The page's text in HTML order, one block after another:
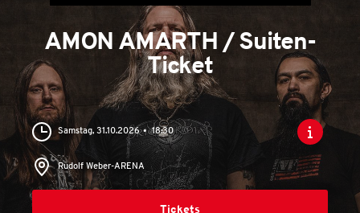
AMON AMARTH / Suiten-
Ticket
Samstag, 31.10.2026 18:30
Rudolf Weber-ARENA
Tickets